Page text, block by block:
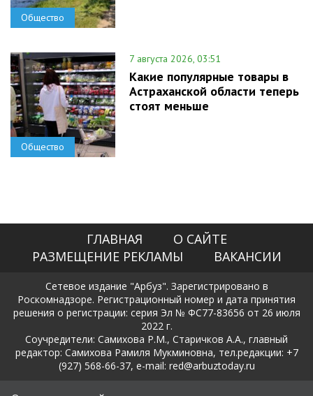
Общество
Общество
7 августа 2026, 03:51
Какие популярные товары в
Астраханской области теперь
стоят меньше
ГЛАВНАЯ
О САЙТЕ
РАЗМЕЩЕНИЕ РЕКЛАМЫ
ВАКАНСИИ
Сетевое издание "Арбуз". Зарегистрировано в
Роскомнадзоре. Регистрационный номер и дата принятия
решения о регистрации: серия Эл № ФС77-83656 от 26 июля
2022 г.
Соучредители: Самихова Р.М., Старичков А.А., главный
редактор: Самихова Рамиля Мукминовна, тел.редакции: +7
(927) 568-66-37, e-mail: red@arbuztoday.ru
Политика в отношении обработки и защиты персональных